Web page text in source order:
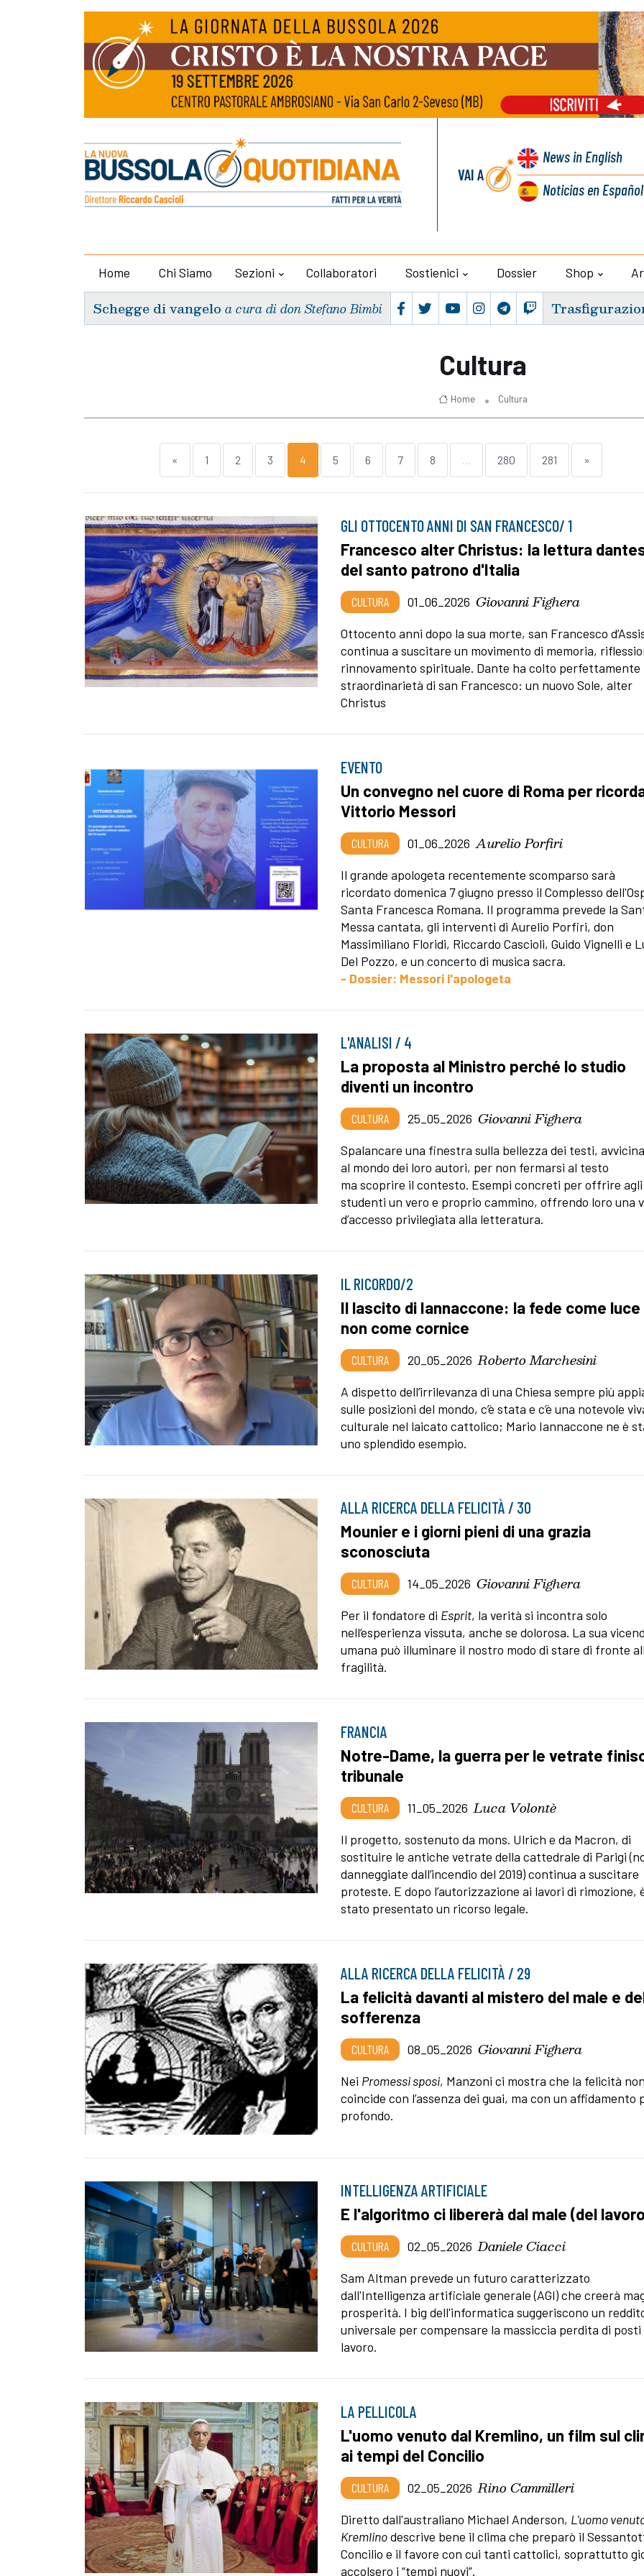
VAI A
Newsin English
Noticiasen Español
Home Chi Siamo Sezioni Collaboratori Sostienici Dossier Shop
Schegge di vangelo a cura di don Stefano Bimbi
Cultura
Home Cultura
« 1 2 3 4 5 6 7 8 ... 280 281 »
GLI OTTOCENTO ANNI DI SAN FRANCESCO/ 1
Francesco alter Christus: la lettura
del santo patrono d'Italia
CULTURA 01_06_2026 Giovanni Fighera
Ottocento anni dopo la sua morte, san Francesco
continua a suscitare un movimento di memoria,
rinnovamento spirituale. Dante ha colto perfettamente
straordinarietà di san Francesco: un nuovo Sole, alter
Christus
EVENTO
Un convegno nel cuore di Roma per
Vittorio Messori
CULTURA 01_06_2026 Aurelio Porfiri
Il grande apologeta recentemente scomparso sarà
ricordato domenica 7 giugno presso il Complesso
Santa Francesca Romana. Il programma prevede la
Messa cantata, gli interventi di Aurelio Porfiri, don
Massimiliano Floridi, Riccardo Cascioli, Guido Vignelli e
Del Pozzo, e un concerto di musica sacra.
- Dossier: Messori l'apologeta
L'ANALISI / 4
La proposta al Ministro perché lo studio
diventi un incontro
CULTURA 25_05_2026 Giovanni Fighera
Spalancare una finestra sulla bellezza dei testi,
al mondo dei loro autori, per non fermarsi al testo
ma scoprire il contesto. Esempi concreti per offrire agli
studenti un vero e proprio cammino, offrendo loro una
d’accesso privilegiata alla letteratura.
IL RICORDO/2
Il lascito di Iannaccone: la fede come luce
non come cornice
CULTURA 20_05_2026 Roberto Marchesini
A dispetto dell’irrilevanza di una Chiesa sempre più
sulle posizioni del mondo, c’è stata e c’è una notevole
culturale nel laicato cattolico; Mario Iannaccone ne è
uno splendido esempio.
ALLA RICERCA DELLA FELICITÀ / 30
Mounier e i giorni pieni di una grazia
sconosciuta
CULTURA 14_05_2026 Giovanni Fighera
Per il fondatore di Esprit, la verità si incontra solo
nell’esperienza vissuta, anche se dolorosa. La sua
umana può illuminare il nostro modo di stare di fronte
fragilità.
FRANCIA
Notre-Dame, la guerra per le vetrate
tribunale
CULTURA 11_05_2026 Luca Volontè
Il progetto, sostenuto da mons. Ulrich e da Macron, di
sostituire le antiche vetrate della cattedrale di Parigi
danneggiate dall’incendio del 2019) continua a suscitare
proteste. E dopo l’autorizzazione ai lavori di rimozione,
stato presentato un ricorso legale.
ALLA RICERCA DELLA FELICITÀ / 29
La felicità davanti al mistero del male e
sofferenza
CULTURA 08_05_2026 Giovanni Fighera
Nei Promessi sposi, Manzoni ci mostra che la felicità non
coincide con l’assenza dei guai, ma con un affidamento
profondo.
INTELLIGENZA ARTIFICIALE
E l'algoritmo ci libererà dal male (del
CULTURA 02_05_2026 Daniele Ciacci
Sam Altman prevede un futuro caratterizzato
dall'Intelligenza artificiale generale (AGI) che creerà
prosperità. I big dell'informatica suggeriscono un
universale per compensare la massiccia perdita di posti
lavoro.
LA PELLICOLA
L'uomo venuto dal Kremlino, un film sul
ai tempi del Concilio
CULTURA 02_05_2026 Rino Cammilleri
Diretto dall'australiano Michael Anderson, L'uomo
Kremlinodescrive bene il clima che preparò il
Concilio e il favore con cui tanti cattolici, soprattutto
accolsero i “tempi nuovi”.